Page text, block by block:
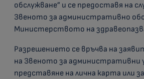
обслужване” и се предоставя на
Звеното за административно
Министерството на
Разрешението се връчва на
на Звеното за административни
представяне на лична карта или